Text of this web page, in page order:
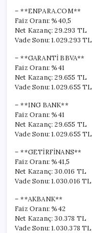
– **ENPARA.COM**
Faiz Oranı: %40,5
Net Kazanç: 29.293 TL
Vade Sonu: 1.029.293 TL
– **GARANTİ BBVA**
Faiz Oranı: %41
Net Kazanç: 29.655 TL
Vade Sonu: 1.029.655 TL
– **ING BANK**
Faiz Oranı: %41
Net Kazanç: 29.655 TL
Vade Sonu: 1.029.655 TL
– **GETİRFİNANS**
Faiz Oranı: %41,5
Net Kazanç: 30.016 TL
Vade Sonu: 1.030.016 TL
– **AKBANK**
Faiz Oranı: %42
Net Kazanç: 30.378 TL
Vade Sonu: 1.030.378 TL